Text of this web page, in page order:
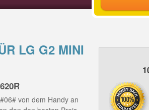
LG G2 MINI
von dem Handy an